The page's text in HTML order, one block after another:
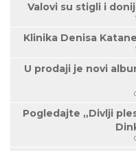
Valovi su stigli i
Klinika Denisa
U prodaji je novi
Pogledajte „Divlji